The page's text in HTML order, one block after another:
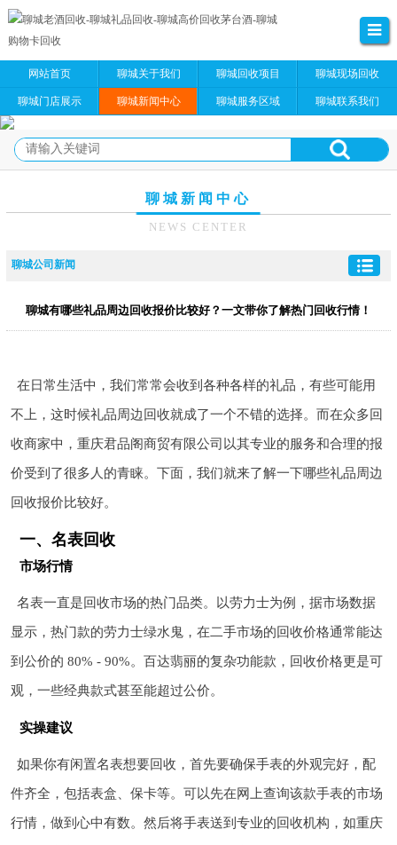
网站首页 聊城关于我们 聊城回收项目 聊城现场回收
聊城门店展示 聊城新闻中心 聊城服务区域 聊城联系我们
聊城新闻中心
NEWS CENTER
聊城公司新闻
聊城有哪些礼品周边回收报价比较好？一文带你了解热门回收行情！
在日常生活中，我们常常会收到各种各样的礼品，有些可能用
不上，这时候礼品周边回收就成了一个不错的选择。而在众多回
收商家中，重庆君品阁商贸有限公司以其专业的服务和合理的报
价受到了很多人的青睐。下面，我们就来了解一下哪些礼品周边
回收报价比较好。
一、名表回收
市场行情
名表一直是回收市场的热门品类。以劳力士为例，据市场数据
显示，热门款的劳力士绿水鬼，在二手市场的回收价格通常能达
到公价的 80% - 90%。百达翡丽的复杂功能款，回收价格更是可
观，一些经典款式甚至能超过公价。
实操建议
如果你有闲置名表想要回收，首先要确保手表的外观完好，配
件齐全，包括表盒、保卡等。可以先在网上查询该款手表的市场
行情，做到心中有数。然后将手表送到专业的回收机构，如重庆